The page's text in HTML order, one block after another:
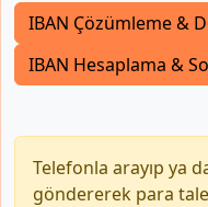
IBAN Çözümleme &
IBAN Hesaplama &
Telefonla arayıp ya
göndererek para